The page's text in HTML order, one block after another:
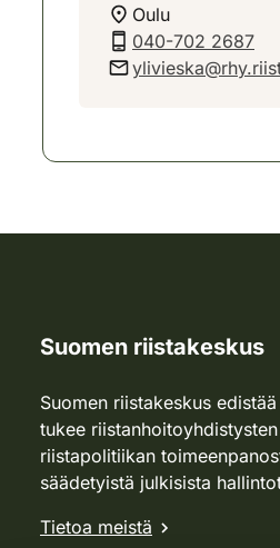
Oulu
040-702 2687
Suomen riistakeskus
Suomen riistakeskus
tukee
riistapolitiikan
säädetyistä julkisista
Tietoa meistä